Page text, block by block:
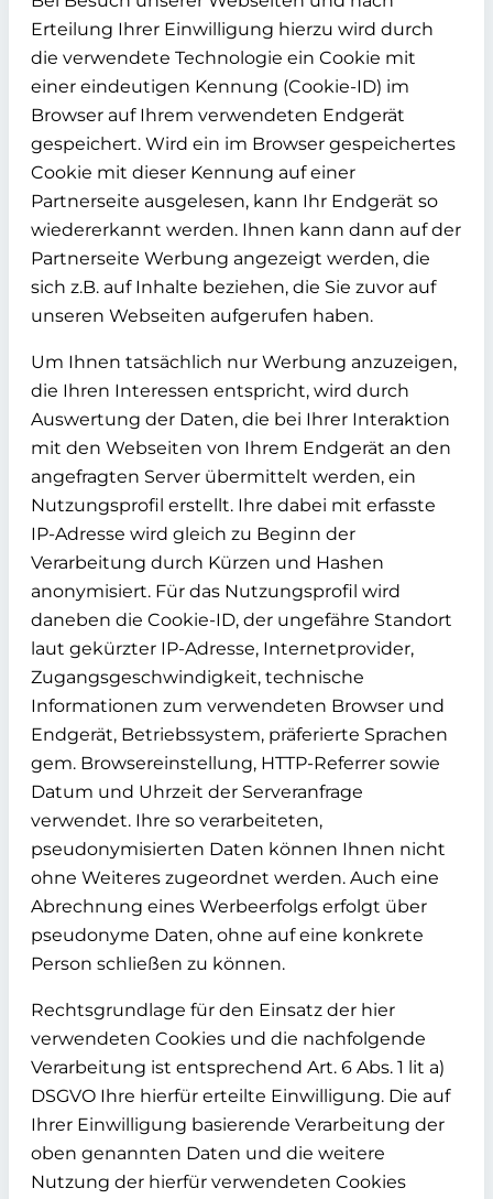
Erteilung Ihrer Einwilligung hierzu wird durch
die verwendete Technologie ein Cookie mit
einer eindeutigen Kennung (Cookie-ID) im
Browser auf Ihrem verwendeten Endgerät
gespeichert. Wird ein im Browser gespeichertes
Cookie mit dieser Kennung auf einer
Partnerseite ausgelesen, kann Ihr Endgerät so
wiedererkannt werden. Ihnen kann dann auf der
Partnerseite Werbung angezeigt werden, die
sich z.B. auf Inhalte beziehen, die Sie zuvor auf
unseren Webseiten aufgerufen haben.
Um Ihnen tatsächlich nur Werbung anzuzeigen,
die Ihren Interessen entspricht, wird durch
Auswertung der Daten, die bei Ihrer Interaktion
mit den Webseiten von Ihrem Endgerät an den
angefragten Server übermittelt werden, ein
Nutzungsprofil erstellt. Ihre dabei mit erfasste
IP-Adresse wird gleich zu Beginn der
Verarbeitung durch Kürzen und Hashen
anonymisiert. Für das Nutzungsprofil wird
daneben die Cookie-ID, der ungefähre Standort
laut gekürzter IP-Adresse, Internetprovider,
Zugangsgeschwindigkeit, technische
Informationen zum verwendeten Browser und
Endgerät, Betriebssystem, präferierte Sprachen
gem. Browsereinstellung, HTTP-Referrer sowie
Datum und Uhrzeit der Serveranfrage
verwendet. Ihre so verarbeiteten,
pseudonymisierten Daten können Ihnen nicht
ohne Weiteres zugeordnet werden. Auch eine
Abrechnung eines Werbeerfolgs erfolgt über
pseudonyme Daten, ohne auf eine konkrete
Person schließen zu können.
Rechtsgrundlage für den Einsatz der hier
verwendeten Cookies und die nachfolgende
Verarbeitung ist entsprechend Art. 6 Abs. 1 lit a)
DSGVO Ihre hierfür erteilte Einwilligung. Die auf
Ihrer Einwilligung basierende Verarbeitung der
oben genannten Daten und die weitere
Nutzung der hierfür verwendeten Cookies